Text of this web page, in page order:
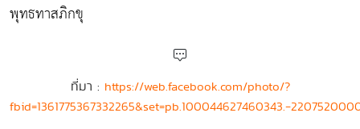
พุทธทาสภิกขุ
ที่มา : https://web.facebook.com/photo/?
fbid=1361775367332265&set=pb.100044627460343.-